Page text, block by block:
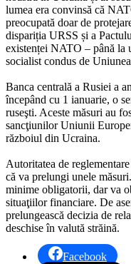
lumea era convinsă că
preocupată doar de
dispariția URSS și a
existenței NATO – până la
socialist condus de
Banca centrală a Rusiei a
începând cu 1 ianuarie, o
ruseşti. Aceste măsuri au
sancţiunilor Uniunii
războiul din Ucraina.
Autoritatea de
că va prelungi unele
minime obligatorii, dar va
situaţiilor financiare. De
prelungească decizia de
deschise în valută străină.
Facebook